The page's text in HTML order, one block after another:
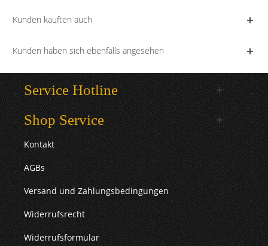
Kunden kauften auch
Kunden haben sich ebenfalls angesehen
Service Hotline
Shop Service
Kontakt
AGBs
Versand und Zahlungsbedingungen
Widerrufsrecht
Widerrufsformular